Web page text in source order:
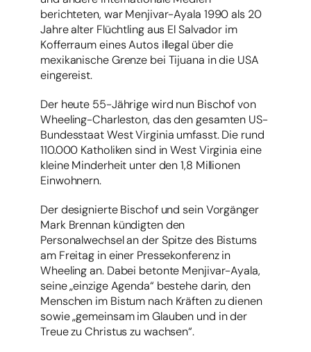
berichteten, war Menjivar-Ayala 1990 als 20
Jahre alter Flüchtling aus El Salvador im
Kofferraum eines Autos illegal über die
mexikanische Grenze bei Tijuana in die USA
eingereist.
Der heute 55-Jährige wird nun Bischof von
Wheeling-Charleston, das den gesamten US-
Bundesstaat West Virginia umfasst. Die rund
110.000 Katholiken sind in West Virginia eine
kleine Minderheit unter den 1,8 Millionen
Einwohnern.
Der designierte Bischof und sein Vorgänger
Mark Brennan kündigten den
Personalwechsel an der Spitze des Bistums
am Freitag in einer Pressekonferenz in
Wheeling an. Dabei betonte Menjivar-Ayala,
seine „einzige Agenda“ bestehe darin, den
Menschen im Bistum nach Kräften zu dienen
sowie „gemeinsam im Glauben und in der
Treue zu Christus zu wachsen“.